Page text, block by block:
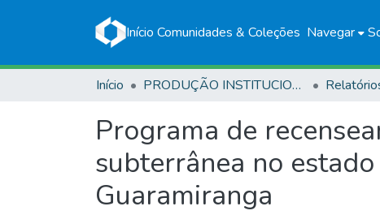
Início Comunidades & Coleções Navegar
Início PRODUÇÃO INSTITUCIONAL
Programa de
subterrânea no
Guaramiranga